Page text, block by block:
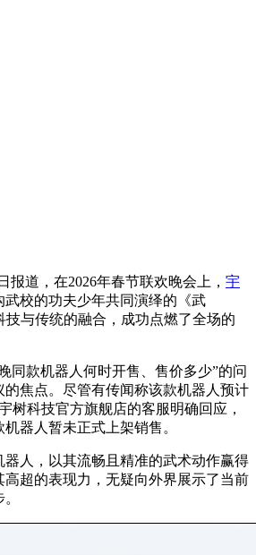
报道，在2026年春节联欢晚会上， 宇
武校的功夫少年共同演绎的《武
技与传统的融合，成功点燃了全场的
同款机器人何时开售、售价多少”的问
焦点。尽管有传闻称该款机器人预计
树科技官方旗舰店的客服明确回应，
器人暂未正式上架销售。
人，以其流畅且精准的武术动作赢得
高超的表现力，无疑向外界展示了当前